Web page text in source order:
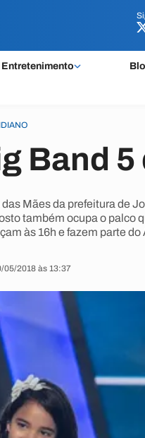
Entretenimento
Band
Mães da prefeitura de
também ocupa o palco
às 16h e fazem parte
05/2018 às 13:37